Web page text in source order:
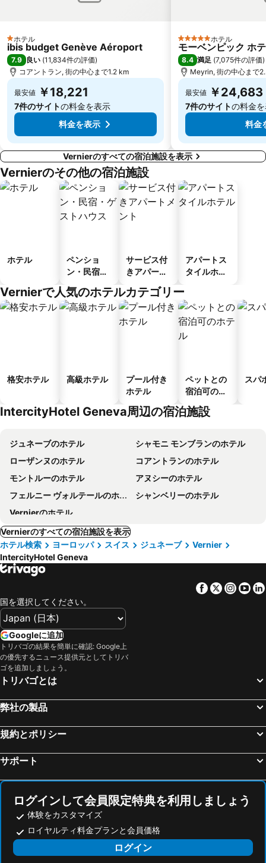
1 ホテルのランク
ホテル
ibis budget Genève Aéroport
7.9 良い (11,834件の評価)
コアントラン, 街の中心まで1.2 km
最安値 ￥18,221
7件のサイトの料金を表示
料金を表示
5 ホテルのランク
ホテル
モーベンピック ホ
8.4 満足 (7,075件の評価)
Meyrin, 街の中心まで
最安値 ￥24,683
7件のサイトの料金
料金
Vernierのすべての宿泊施設を表示
Vernierのその他の宿泊施設
ホテル
ペンショ
ン・民宿・
ス
サービス付
きアパート
アパートス
タイルホテ
Vernierで人気のホテルカテゴリー
格安ホテル 高級ホテル
プール付き
ホテル
ペットとの
宿泊可のホ
テル
スパ
IntercityHotel Geneva周辺の宿泊施設
ジュネーブのホテル
シャモニ モンブランのホテル
ローザンヌのホテル
コアントランのホテル
モントルーのホテル
アヌシーのホテル
フェルニー ヴォルテールのホテル
シャンベリーのホテル
Vernierのホテル
Vernierのすべての宿泊施設を表示
ホテル検索
ヨーロッパ スイス ジュネーブ
Vernier
IntercityHotel Geneva
Facebook
Twitter
国を選択してください。
Googleに追加
トリバゴの結果を簡単に確認: Google上
の優先するニュース提供元としてトリバ
ゴを追加しましょう。
トリバゴとは
弊社の製品
規約とポリシー
サポート
ログインして会員限定特典を利用しましょう
体験をカスタマイズ
ロイヤルティ料金プランと会員価格
ログイン